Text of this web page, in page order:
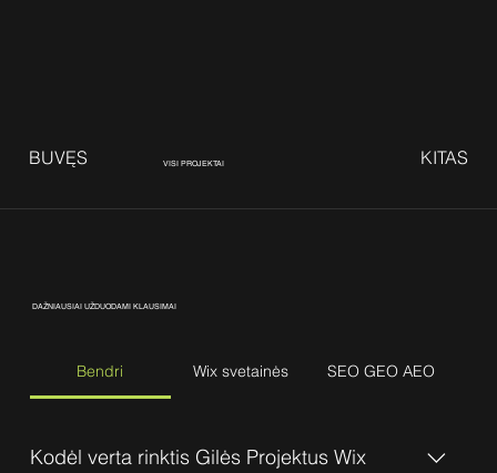
BUVĘS KITAS
VISI PROJEKTAI
DAŽNIAUSIAI UŽDUODAMI KLAUSIMAI
Bendri Wix svetainės SEO GEO AEO
Kodėl verta rinktis Gilės Projektus Wix